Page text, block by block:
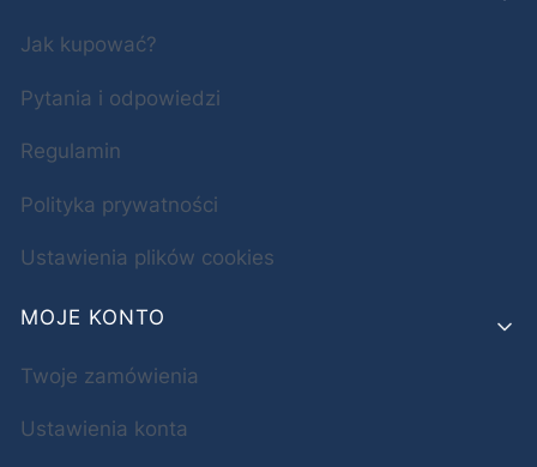
Jak kupować?
Pytania i odpowiedzi
Regulamin
Polityka prywatności
Ustawienia plików cookies
MOJE KONTO
Twoje zamówienia
Ustawienia konta